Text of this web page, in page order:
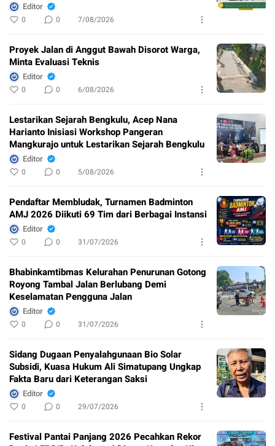
Editor
0 0 7/08/2026
Proyek Jalan di Anggut Bawah Disorot Warga,
Minta Evaluasi Teknis
Editor
0 0 6/08/2026
Lestarikan Sejarah Bengkulu, Acep Nana
Harianto Inisiasi Workshop Pangeran
Mangkurajo untuk Lestarikan Sejarah Bengkulu
Editor
0 0 5/08/2026
Pendaftar Membludak, Turnamen Badminton
AMJ 2026 Diikuti 69 Tim dari Berbagai Instansi
Editor
0 0 31/07/2026
Bhabinkamtibmas Kelurahan Penurunan Gotong
Royong Tambal Jalan Berlubang Demi
Keselamatan Pengguna Jalan
Editor
0 0 31/07/2026
Sidang Dugaan Penyalahgunaan Bio Solar
Subsidi, Kuasa Hukum Ali Simatupang Ungkap
Fakta Baru dari Keterangan Saksi
Editor
0 0 29/07/2026
Festival Pantai Panjang 2026 Pecahkan Rekor